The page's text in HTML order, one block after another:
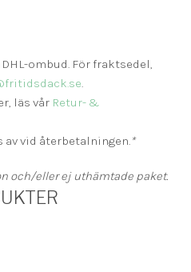
ombud. För fraktsedel,
.
läs vår Retur- &
av vid återbetalningen.*
och/eller ej uthämtade paket.